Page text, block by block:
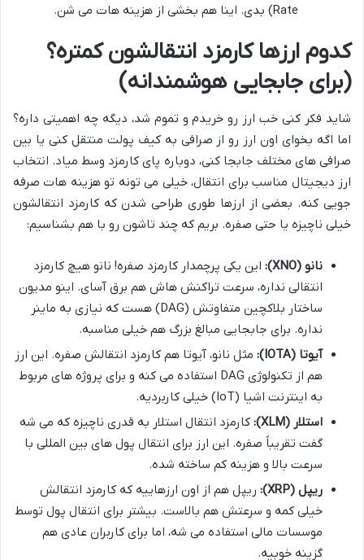
Rate) بدی. اینا هم بخشی از هزینه هات می شن.
کدوم ارزها کارمزد انتقالشون کمتره؟
(برای جابجایی هوشمندانه)
شاید فکر کنی خب ارز رو خریدم و تموم شد، دیگه چه اهمیتی داره؟
اما اگه بخوای اون ارز رو از صرافی به کیف پولت منتقل کنی یا بین
صرافی های مختلف جابجا کنی، دوباره پای کارمزد وسط میاد. انتخاب
ارز دیجیتال مناسب برای انتقال، خیلی می تونه تو هزینه هات صرفه
جویی کنه. بعضی از ارزها طوری طراحی شدن که کارمزد انتقالشون
خیلی ناچیزه یا حتی صفره. بریم که چند تاشون رو با هم بشناسیم:
نانو (XNO):
این یکی پرچمدار کارمزد صفره! نانو هیچ کارمزد
انتقالی نداره، سرعت تراکنش هاش هم برق آسای. اینو مدیون
ساختار بلاکچین متفاوتش (DAG) هست که نیازی به ماینر
نداره. برای جابجایی مبالغ بزرگ هم خیلی مناسبه.
آیوتا (IOTA):
مثل نانو، آیوتا هم کارمزد انتقالش صفره. این ارز
هم از تکنولوژی DAG استفاده می کنه و برای پروژه های مربوط
به اینترنت اشیا (IoT) خیلی کاربردیه.
استلار (XLM):
کارمزد انتقال استلار به قدری ناچیزه که می شه
گفت تقریباً صفره. این ارز برای انتقال پول های بین المللی با
سرعت بالا و هزینه کم ساخته شده.
ریپل (XRP):
ریپل هم از اون ارزهاییه که کارمزد انتقالش
خیلی کمه و سرعتش هم بالاست. بیشتر برای انتقال پول توسط
موسسات مالی استفاده می شه، اما برای کاربران عادی هم
گزینه خوبیه.